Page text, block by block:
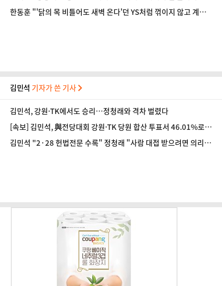
안돼"
한동훈 "'닭의 목 비틀어도 새벽 온다'던 YS처럼 꺾이지 않고 계속
김민석 기자가 쓴 기사
김민석, 강원·TK에서도 승리…정청래와 격차 벌렸다
[속보] 김민석, 與전당대회 강원·TK 당원 합산 투표서 46.01%로 1
위
김민석 "2·28 헌법전문 수록" 정청래 "사람 대접 받으려면 의리